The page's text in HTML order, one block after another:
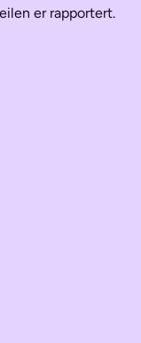
er rapportert.